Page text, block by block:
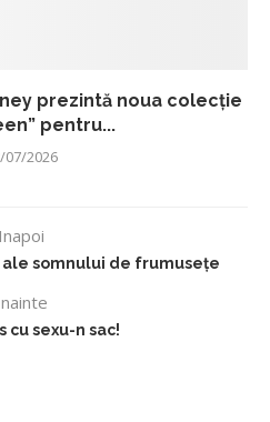
prezintă noua colecție
pentru...
07/2026
Inapoi
somnului de frumusețe
cu sexu-n sac!